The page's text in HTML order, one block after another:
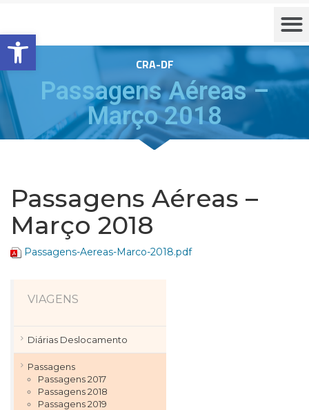
Barra de Ferramentas Aberta
CRA-DF
Passagens Aéreas –
Março 2018
Passagens Aéreas –
Março 2018
Passagens-Aereas-Marco-2018.pdf
VIAGENS
Diárias Deslocamento
Passagens
Passagens 2017
Passagens 2018
Passagens 2019